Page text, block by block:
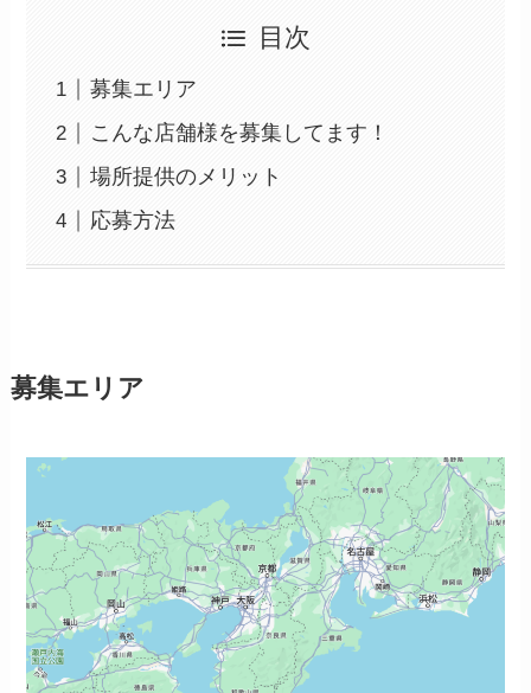
目次
募集エリア
こんな店舗様を募集してます！
場所提供のメリット
応募方法
募集エリア